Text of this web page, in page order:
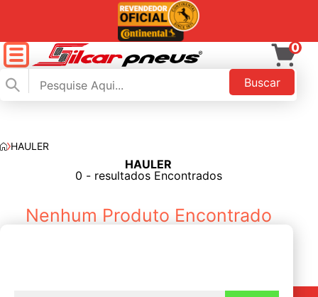
Buscar
0
HAULER
HAULER
0 - resultados Encontrados
Nenhum Produto Encontrado